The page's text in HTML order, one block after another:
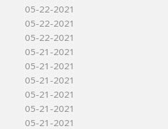
05-22-2021
05-22-2021
05-22-2021
05-21-2021
05-21-2021
05-21-2021
05-21-2021
05-21-2021
05-21-2021